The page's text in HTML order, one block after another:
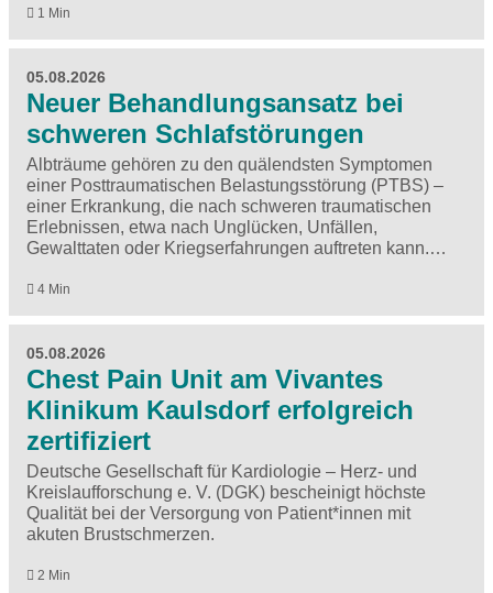
1 Min
05.08.2026
Neuer Behandlungsansatz bei
schweren Schlafstörungen
Albträume gehören zu den quälendsten Symptomen
einer Posttraumatischen Belastungsstörung (PTBS) –
einer Erkrankung, die nach schweren traumatischen
Erlebnissen, etwa nach Unglücken, Unfällen,
Gewalttaten oder Kriegserfahrungen auftreten kann.…
4 Min
05.08.2026
Chest Pain Unit am Vivantes
Klinikum Kaulsdorf erfolgreich
zertifiziert
Deutsche Gesellschaft für Kardiologie – Herz- und
Kreislaufforschung e. V. (DGK) bescheinigt höchste
Qualität bei der Versorgung von Patient*innen mit
akuten Brustschmerzen.
2 Min